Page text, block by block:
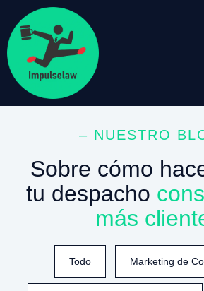
– NUESTRO
Sobre cómo
tu despacho
más
Todo Marketing de